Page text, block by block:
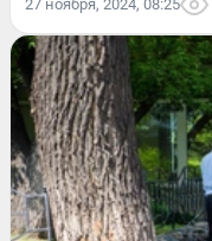
27 ноября, 2024, 08:25